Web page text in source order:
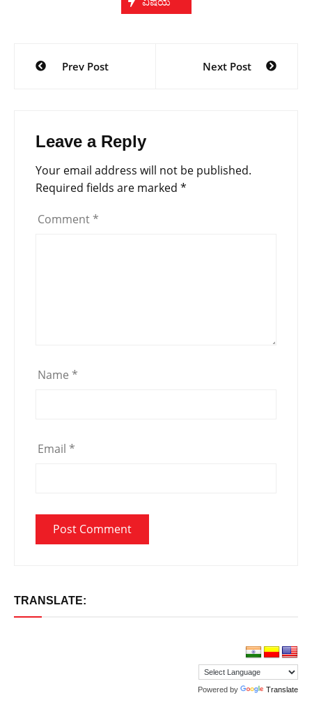
navigation
Prev Post Next Post
Leave a Reply
Your email address will not be published.
Required fields are marked *
Comment *
Name *
Email *
TRANSLATE:
Powered by Translate